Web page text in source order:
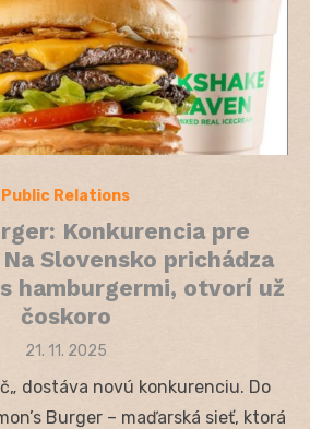
Public Relations
Konkurencia pre
Slovensko prichádza
hamburgermi, otvorí už
čoskoro
Posted
21. 11. 2025
dostáva novú konkurenciu. Do
Burger – maďarská sieť, ktorá